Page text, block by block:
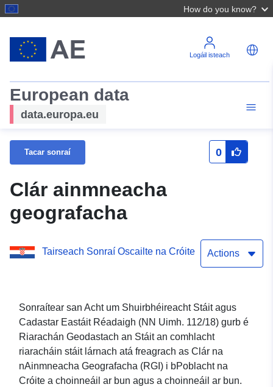
How do you know?
Logáil isteach
European data
data.europa.eu
Tacar sonraí 0
Clár ainmneacha
geografacha
Tairseach Sonraí Oscailte na Cróite Actions
Sonraítear san Acht um Shuirbhéireacht Stáit agus
Cadastar Eastáit Réadaigh (NN Uimh. 112/18) gurb é
Riarachán Geodastach an Stáit an comhlacht
riaracháin stáit lárnach atá freagrach as Clár na
nAinmneacha Geografacha (RGI) i bPoblacht na
Cróite a choinneáil ar bun agus a choinneáil ar bun.